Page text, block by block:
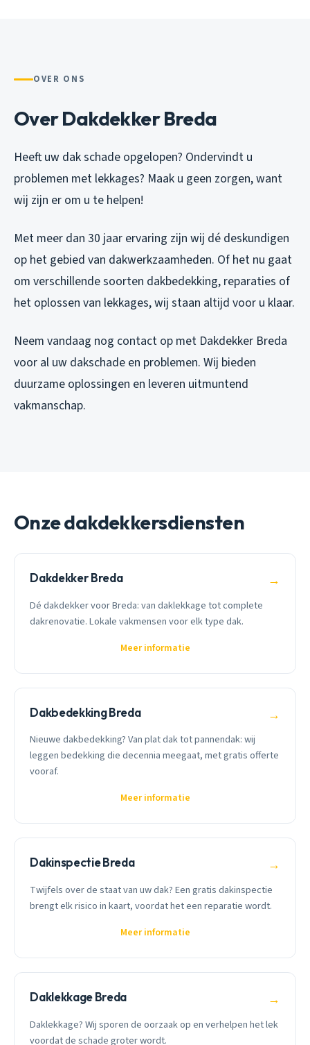
OVER ONS
Over Dakdekker Breda
Heeft uw dak schade opgelopen? Ondervindt u
problemen met lekkages? Maak u geen zorgen, want
wij zijn er om u te helpen!
Met meer dan 30 jaar ervaring zijn wij dé deskundigen
op het gebied van dakwerkzaamheden. Of het nu gaat
om verschillende soorten dakbedekking, reparaties of
het oplossen van lekkages, wij staan altijd voor u klaar.
Neem vandaag nog contact op met Dakdekker Breda
voor al uw dakschade en problemen. Wij bieden
duurzame oplossingen en leveren uitmuntend
vakmanschap.
Onze dakdekkersdiensten
Dakdekker Breda →
Dé dakdekker voor Breda: van daklekkage tot complete
dakrenovatie. Lokale vakmensen voor elk type dak.
Meer informatie
Dakbedekking Breda →
Nieuwe dakbedekking? Van plat dak tot pannendak: wij
leggen bedekking die decennia meegaat, met gratis offerte
vooraf.
Meer informatie
Dakinspectie Breda →
Twijfels over de staat van uw dak? Een gratis dakinspectie
brengt elk risico in kaart, voordat het een reparatie wordt.
Meer informatie
Daklekkage Breda →
Daklekkage? Wij sporen de oorzaak op en verhelpen het lek
voordat de schade groter wordt.